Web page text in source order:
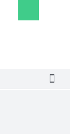
košík